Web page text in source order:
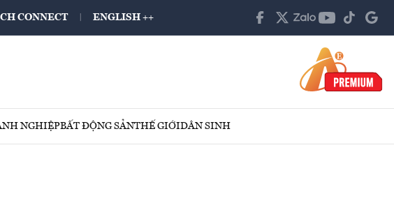
CONNECT ENGLISH ++
NGHIỆPBẤT ĐỘNG SẢNTHẾ GIỚIDÂN SINH